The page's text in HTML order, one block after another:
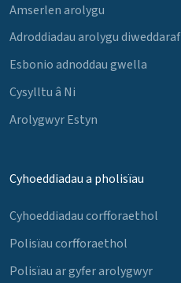
Amserlen arolygu
Adroddiadau arolygu diweddaraf
Esbonio adnoddau gwella
Cysylltu â Ni
Arolygwyr Estyn
Cyhoeddiadau a pholisïau
Cyhoeddiadau corfforaethol
Polisïau corfforaethol
Polisïau ar gyfer arolygwyr